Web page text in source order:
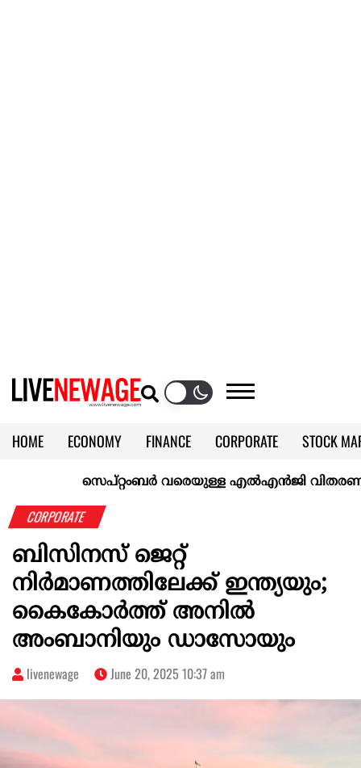
HOME ECONOMY FINANCE CORPORATE
STOCK
KERALA @70
സെപ്റ്റംബർ വരെയുള്ള എൽഎൻജി വിതരണം
CORPORATE
ബിസിനസ് ജെറ്റ്
നിർമാണത്തിലേക്ക് ഇന്ത്യയും;
കൈകോർത്ത് അനിൽ
അംബാനിയും ഡാസോയും
livenewage June 20, 2025 10:37 am